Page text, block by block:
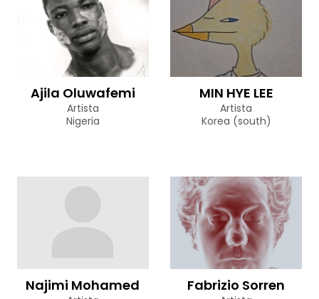
Ajila Oluwafemi
Artista
Nigeria
MIN HYE LEE
Artista
Korea (south)
Najimi Mohamed Fabrizio Sorren